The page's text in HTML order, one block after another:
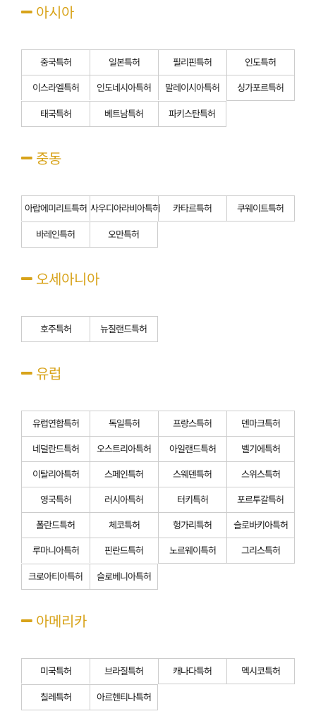
아시아
중국특허 일본특허 필리핀특허 인도특허
이스라엘특허 인도네시아특허 말레이시아특허 싱가포르특허
태국특허 베트남특허 파키스탄특허
중동
아랍에미리트특허 사우디아라비아특허 카타르특허 쿠웨이트특허
바레인특허 오만특허
오세아니아
호주특허 뉴질랜드특허
유럽
유럽연합특허 독일특허 프랑스특허 덴마크특허
네덜란드특허 오스트리아특허 아일랜드특허 벨기에특허
이탈리아특허 스페인특허 스웨덴특허 스위스특허
영국특허 러시아특허 터키특허 포르투갈특허
폴란드특허 체코특허 헝가리특허 슬로바키아특허
루마니아특허 핀란드특허 노르웨이특허 그리스특허
크로아티아특허 슬로베니아특허
아메리카
미국특허 브라질특허 캐나다특허 멕시코특허
칠레특허 아르헨티나특허